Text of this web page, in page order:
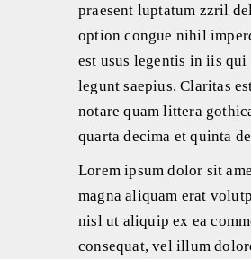
praesent luptatum zzril
option congue nihil
est usus legentis in iis
legunt saepius. Claritas
notare quam littera
quarta decima et quinta
Lorem ipsum dolor sit
magna aliquam erat
nisl ut aliquip ex ea
consequat, vel illum